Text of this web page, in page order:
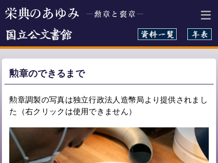
勲章のできるまで
勲章調製の写真は独立行政法人造幣局より提供されまし
た（右クリックは使用できません）